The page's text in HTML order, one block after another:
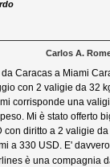
Carlos A.
Caracas a Miami
con 2 valigie da 32
corrisponde una
Mi è stato offerto
con diritto a 2 valigie
a 330 USD. E'
è una compagnia